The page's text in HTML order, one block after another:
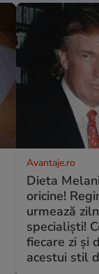
Avantaje.ro
Dieta
oricine!
urmează
specialiști!
fiecare zi și
acestui stil